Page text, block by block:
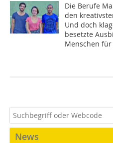
Die Berufe
den
Und doch
besetzte
Menschen
News